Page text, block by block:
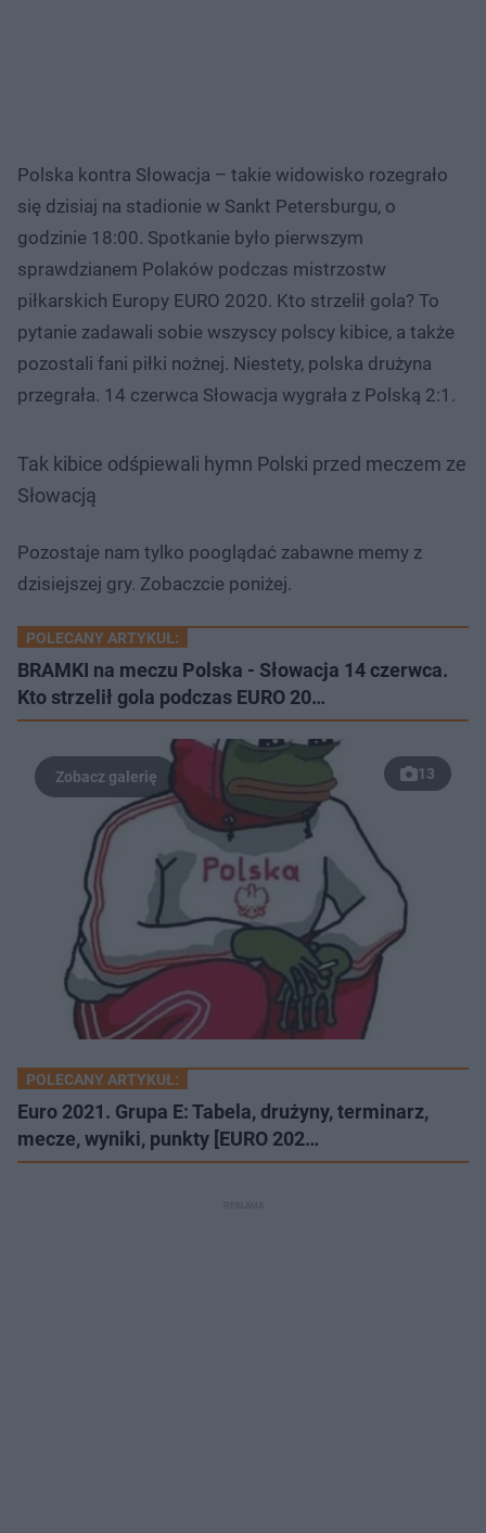
Polska kontra Słowacja – takie widowisko rozegrało
się dzisiaj na stadionie w Sankt Petersburgu, o
godzinie 18:00. Spotkanie było pierwszym
sprawdzianem Polaków podczas mistrzostw
piłkarskich Europy EURO 2020. Kto strzelił gola? To
pytanie zadawali sobie wszyscy polscy kibice, a także
pozostali fani piłki nożnej. Niestety, polska drużyna
przegrała. 14 czerwca Słowacja wygrała z Polską 2:1.
Tak kibice odśpiewali hymn Polski przed meczem ze
Słowacją
Pozostaje nam tylko pooglądać zabawne memy z
dzisiejszej gry. Zobaczcie poniżej.
POLECANY ARTYKUŁ:
BRAMKI na meczu Polska - Słowacja 14 czerwca.
Kto strzelił gola podczas EURO 20…
13
POLECANY ARTYKUŁ:
Euro 2021. Grupa E: Tabela, drużyny, terminarz,
mecze, wyniki, punkty [EURO 202…